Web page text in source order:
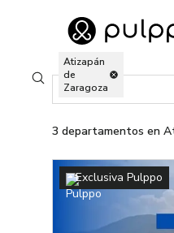
Ir al home
3 Departamentos en renta en
Buscar ubicaciones
Atizapán
de
Zaragoza
3 departamentos en
Exclusiva Pulppo